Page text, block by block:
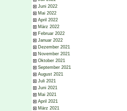
Juni 2022
Mai 2022
April 2022
März 2022
Februar 2022
Januar 2022
Dezember 2021
November 2021
Oktober 2021
September 2021
August 2021
Juli 2021
Juni 2021
Mai 2021
April 2021
März 2021